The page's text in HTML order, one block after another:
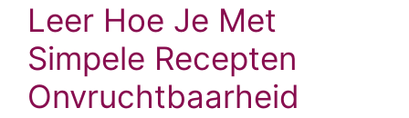
Leer Hoe Je Met
Simpele Recepten
Onvruchtbaarheid